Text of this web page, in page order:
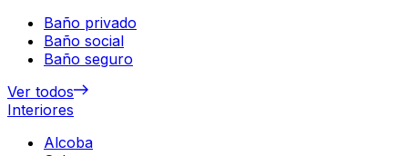
Baño privado
Baño social
Baño seguro
Ver todos
Interiores
Alcoba